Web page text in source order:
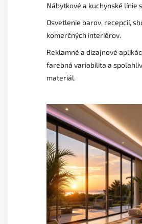
Nábytkové a kuchynské línie
Osvetlenie barov, recepcií,
komerčných interiérov.
Reklamné a dizajnové
farebná variabilita a
materiál.